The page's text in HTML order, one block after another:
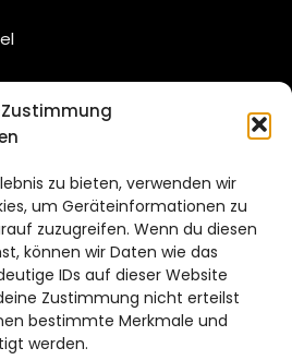
zu bieten, verwenden wir
um Geräteinformationen zu
zuzugreifen. Wenn du diesen
können wir Daten wie das
IDs auf dieser Website
Zustimmung nicht erteilst
bestimmte Merkmale und
werden.
– 65
FÜR